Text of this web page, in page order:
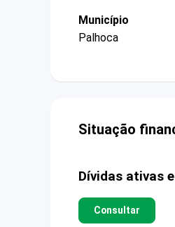
Município
Palhoca
Situação
Dívidas ativas
Consultar